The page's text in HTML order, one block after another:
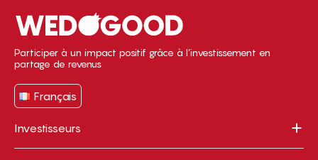
Participer à un impact positif grâce à l’investissement en
partage de revenus
Français
Investisseurs